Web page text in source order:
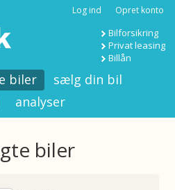
Log ind Opret konto
Bilforsikring
Privat leasing
Billån
biler
sælg din bil
analyser
biler